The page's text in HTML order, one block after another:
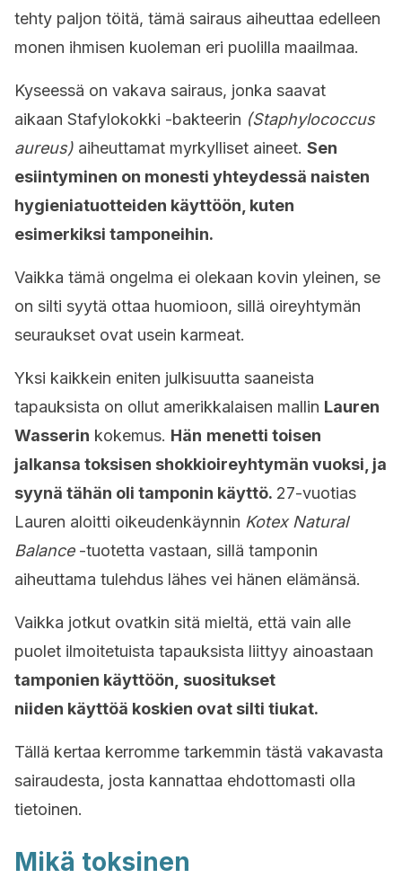
tehty paljon töitä, tämä sairaus aiheuttaa edelleen
monen ihmisen kuoleman eri puolilla maailmaa.
Kyseessä on vakava sairaus, jonka saavat
aikaan Stafylokokki -bakteerin (Staphylococcus
aureus) aiheuttamat myrkylliset aineet. Sen
esiintyminen on monesti yhteydessä naisten
hygieniatuotteiden käyttöön, kuten
esimerkiksi tamponeihin.
Vaikka tämä ongelma ei olekaan kovin yleinen, se
on silti syytä ottaa huomioon, sillä oireyhtymän
seuraukset ovat usein karmeat.
Yksi kaikkein eniten julkisuutta saaneista
tapauksista on ollut amerikkalaisen mallin Lauren
Wasserin kokemus. Hän menetti toisen
jalkansa toksisen shokkioireyhtymän vuoksi, ja
syynä tähän oli tamponin käyttö. 27-vuotias
Lauren aloitti oikeudenkäynnin Kotex Natural
Balance-tuotetta vastaan, sillä tamponin
aiheuttama tulehdus lähes vei hänen elämänsä.
Vaikka jotkut ovatkin sitä mieltä, että vain alle
puolet ilmoitetuista tapauksista liittyy ainoastaan
tamponien käyttöön, suositukset
niiden käyttöä koskien ovat silti tiukat.
Tällä kertaa kerromme tarkemmin tästä vakavasta
sairaudesta, josta kannattaa ehdottomasti olla
tietoinen.
Mikä toksinen